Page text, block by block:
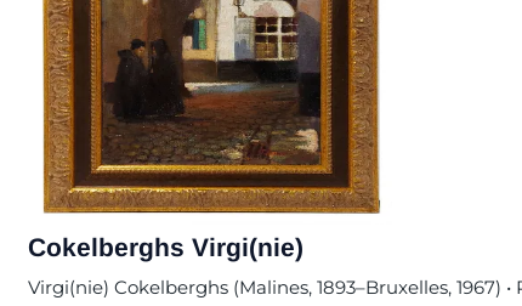
Cokelberghs Virgi(nie)
Virgi(nie) Cokelberghs (Malines, 1893–Bruxelles,